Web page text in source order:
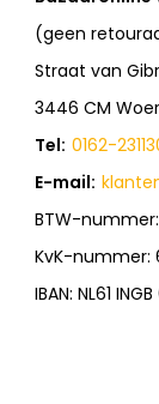
(geen
Straat van
3446 CM
Tel: 0162-
E-mail:
BTW-nummer:
KvK-nummer:
IBAN: NL61